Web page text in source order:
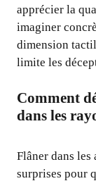
apprécier la
imaginer
dimension
limite les
Comment
dans les
Flâner dans les
surprises pour